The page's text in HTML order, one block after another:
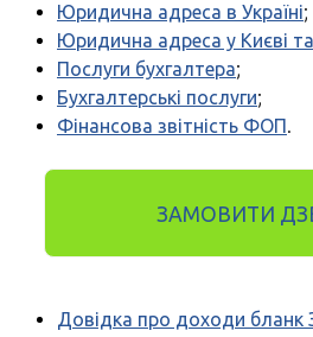
Юридична адреса в Україні;
Юридична адреса у Києві
Послуги бухгалтера;
Бухгалтерські послуги;
Фінансова звітність ФОП.
ЗАМОВИТИ
Довідка про доходи